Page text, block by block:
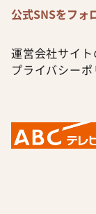
公式SNSをフォ
運営会社サイ
プライバシーポ